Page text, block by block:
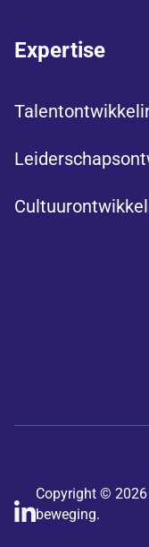
Expertise
Copyright ©
beweging.